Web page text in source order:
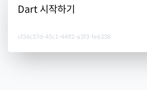
Dart 시작하기
cf34c37d-45c1-4492-a3f3-fe6338